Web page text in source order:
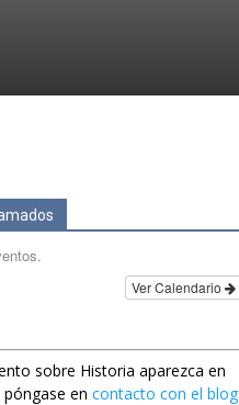
Ver Calendario
sobre Historia aparezca en
en contacto con el blog